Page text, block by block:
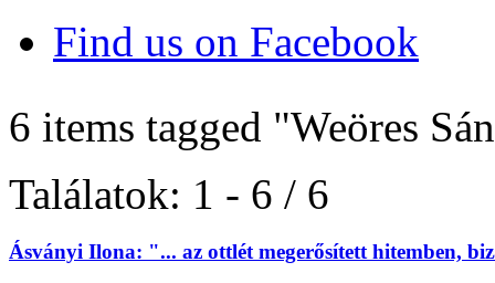
Find us on Facebook
6 items tagged "Weöres
Találatok: 1 - 6 / 6
Ásványi Ilona: "... az ottlét megerősített hitemben,